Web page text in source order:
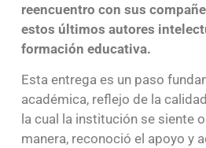
reencuentro con sus
estos últimos autores
formación educativa.
Esta entrega es un paso
académica, reflejo de la
la cual la institución se siente
manera, reconoció el apoyo y